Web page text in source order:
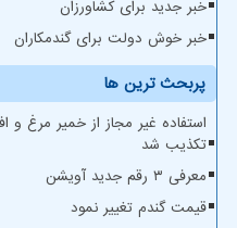
خبر جدید برای کشاورزان
خبر خوش دولت برای گندمکاران
پربحث ترین ها
استفاده غیر مجاز از خمیر مرغ
تکذیب شد
معرفی ۳ رقم جدید آویشن
قیمت گندم تغییر نمود